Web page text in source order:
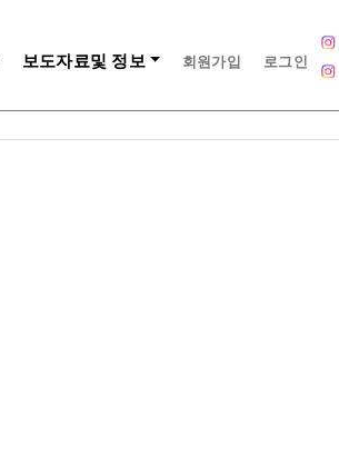
보도자료및 정보 회원가입 로그인